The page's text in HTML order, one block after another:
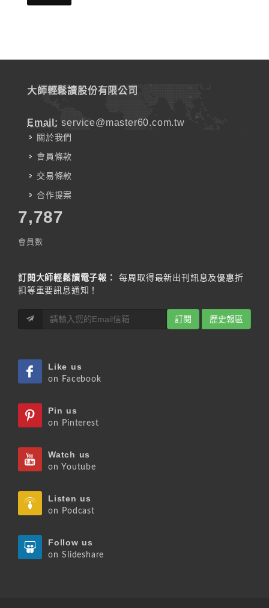
大師輕鬆讀股份有限公司
Email: service@master60.com.tw
關於我們
會員條款
交易條款
合作提案
7,787
會員數
訂閱大師輕鬆讀電子報：
每周取得最新出刊訊息及優惠折
扣等重要訊息通知！
訂閱 歷史報區
Like us
on Facebook
Pin us
on Pinterest
Watch us
on Youtube
Listen us
on Podcast
Follow us
on Slideshare